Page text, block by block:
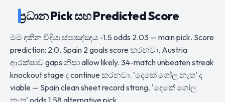
ප්‍රධාන Pick සහ Predicted Score
මම දකින විදිය: ස්පාඤ්ඤය -1.5 odds 2.03 — main pick. Score
prediction: 2:0. Spain 2 goals score කරනවා, Austria
ආරක්ෂාව gaps නිසා allow likely. 34-match unbeaten streak
knockout stage ද continue කරනවා. 'දෙකේ ගෝල නැත' ද
viable — Spain clean sheet record strong. 'දෙකේ ගෝල
නැත' odds 1.58 alternative pick.